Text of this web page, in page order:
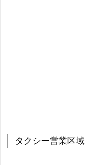
タクシー営業区域